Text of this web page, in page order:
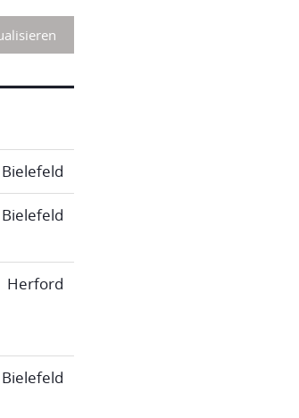
Bielefeld
Bielefeld
Herford
Bielefeld